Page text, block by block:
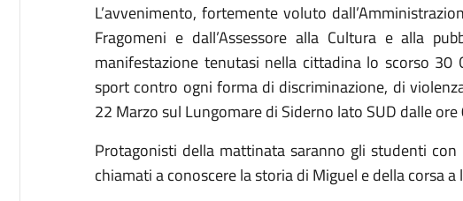
L’avvenimento, fortemente voluto
Fragomeni e dall’Assessore alla Cultura e alla
manifestazione tenutasi nella cittadina lo scorso 30
sport contro ogni forma di discriminazione, di
22 Marzo sul Lungomare di Siderno lato SUD dalle
Protagonisti della mattinata saranno gli studenti
chiamati a conoscere la storia di Miguel e della corsa a